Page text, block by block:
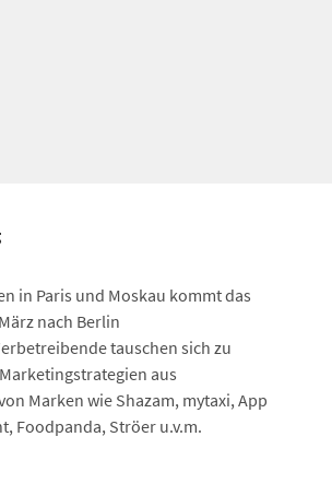
in Paris und Moskau kommt das
nach Berlin
tauschen sich zu
aus
Marken wie Shazam, mytaxi, App
Foodpanda, Ströer u.v.m.